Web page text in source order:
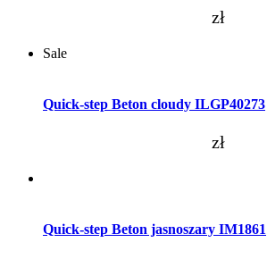
zł
Sale
Quick-step Beton cloudy ILGP40273
zł
Quick-step Beton jasnoszary IM1861